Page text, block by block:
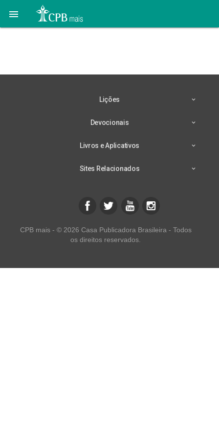

Lições
Devocionais
Livros e Aplicativos
Sites Relacionados
CPB mais - © 2026 Casa Publicadora Brasileira - Todos
os direitos reservados.